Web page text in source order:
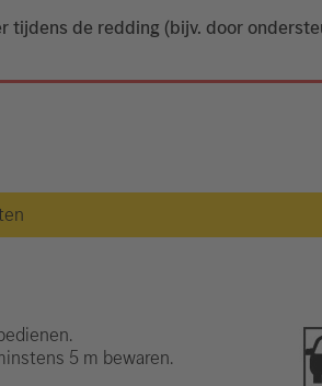
tijdens de redding (bijv. door
5 m bewaren.